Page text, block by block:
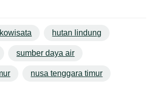
hutan lindung
sumber daya air
nusa tenggara timur